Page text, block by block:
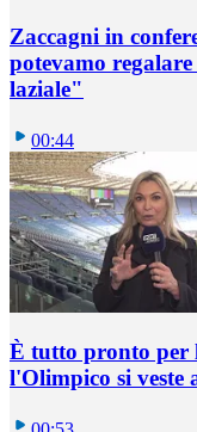
Zaccagni in
potevamo
laziale"
00:44
È tutto pronto per
l'Olimpico si veste